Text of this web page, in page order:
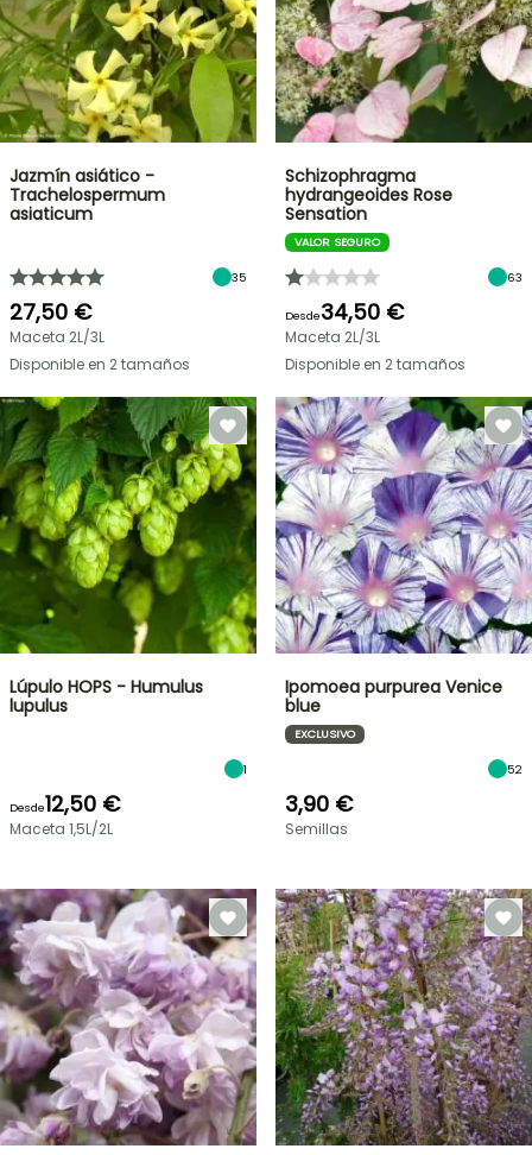
Jazmín asiático -
Trachelospermum
asiaticum
35
27,50 €
Maceta 2L/3L
Disponible en 2 tamaños
Schizophragma
hydrangeoides Rose
Sensation
VALOR SEGURO
63
Desde34,50 €
Maceta 2L/3L
Disponible en 2 tamaños
Lúpulo HOPS - Humulus
lupulus
1
Desde12,50 €
Maceta 1,5L/2L
Ipomoea purpurea Venice
blue
EXCLUSIVO
52
3,90 €
Semillas